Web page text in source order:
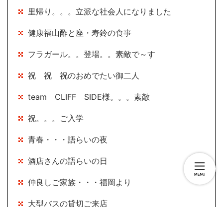
里帰り。。。立派な社会人になりました
健康福山酢と座・寿鈴の食事
フラガール。。登場。。素敵で～す
祝 祝 祝のおめでたい御二人
team CLIFF SIDE様。。。素敵
祝。。。ご入学
青春・・・語らいの夜
酒店さんの語らいの日
仲良しご家族・・・福岡より
大型バスの貸切ご来店